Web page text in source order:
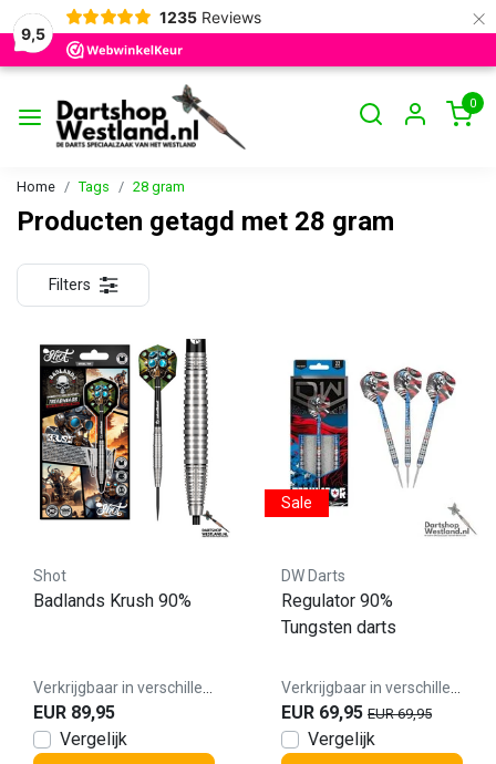
9,5
1235 Reviews ×
0
Home Tags 28 gram
Producten getagd met 28 gram
Filters
Shot
Badlands Krush 90%
EUR 89,95
Vergelijk
Sale
DW Darts
Regulator 90%
Tungsten darts
EUR 69,95 EUR 69,95
Vergelijk